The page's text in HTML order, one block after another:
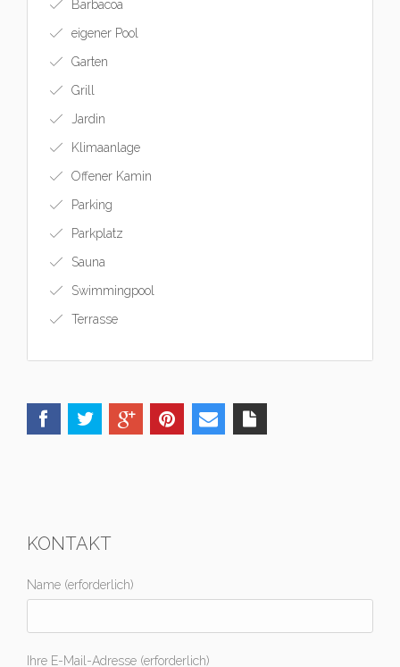
Barbacoa
eigener Pool
Garten
Grill
Jardin
Klimaanlage
Offener Kamin
Parking
Parkplatz
Sauna
Swimmingpool
Terrasse
KONTAKT
Name (erforderlich)
Ihre E-Mail-Adresse (erforderlich)